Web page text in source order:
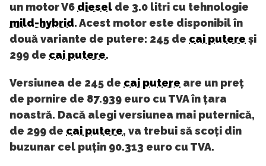
un motor V6 diesel de 3.0 litri cu tehnologie
mild-hybrid. Acest motor este disponibil în
două variante de putere: 245 de cai putere și
299 de cai putere.
Versiunea de 245 de cai putere are un preț
de pornire de 87.939 euro cu TVA în țara
noastră. Dacă alegi versiunea mai puternică,
de 299 de cai putere, va trebui să scoți din
buzunar cel puțin 90.313 euro cu TVA.